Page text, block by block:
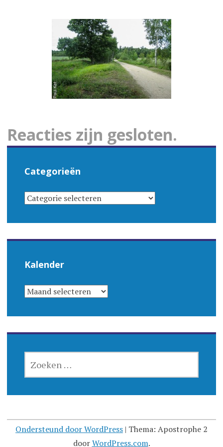
Reacties zijn gesloten.
Categorieën
CATEGORIEËN
Kalender
KALENDER
NAAR:
Ondersteund door WordPress | Thema: Apostrophe 2
doorWordPress.com.